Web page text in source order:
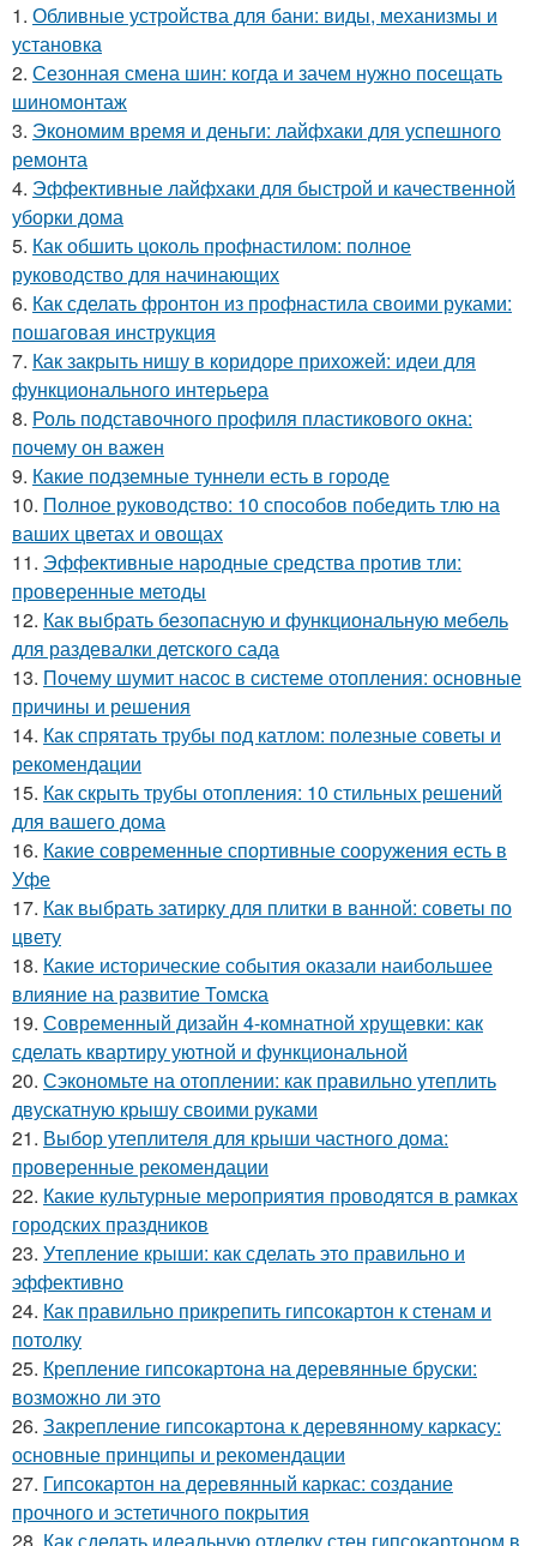
1. Обливные устройства для бани: виды, механизмы и
установка
2. Сезонная смена шин: когда и зачем нужно посещать
шиномонтаж
3. Экономим время и деньги: лайфхаки для успешного
ремонта
4. Эффективные лайфхаки для быстрой и качественной
уборки дома
5. Как обшить цоколь профнастилом: полное
руководство для начинающих
6. Как сделать фронтон из профнастила своими руками:
пошаговая инструкция
7. Как закрыть нишу в коридоре прихожей: идеи для
функционального интерьера
8. Роль подставочного профиля пластикового окна:
почему он важен
9. Какие подземные туннели есть в городе
10. Полное руководство: 10 способов победить тлю на
ваших цветах и овощах
11. Эффективные народные средства против тли:
проверенные методы
12. Как выбрать безопасную и функциональную мебель
для раздевалки детского сада
13. Почему шумит насос в системе отопления: основные
причины и решения
14. Как спрятать трубы под катлом: полезные советы и
рекомендации
15. Как скрыть трубы отопления: 10 стильных решений
для вашего дома
16. Какие современные спортивные сооружения есть в
Уфе
17. Как выбрать затирку для плитки в ванной: советы по
цвету
18. Какие исторические события оказали наибольшее
влияние на развитие Томска
19. Современный дизайн 4-комнатной хрущевки: как
сделать квартиру уютной и функциональной
20. Сэкономьте на отоплении: как правильно утеплить
двускатную крышу своими руками
21. Выбор утеплителя для крыши частного дома:
проверенные рекомендации
22. Какие культурные мероприятия проводятся в рамках
городских праздников
23. Утепление крыши: как сделать это правильно и
эффективно
24. Как правильно прикрепить гипсокартон к стенам и
потолку
25. Крепление гипсокартона на деревянные бруски:
возможно ли это
26. Закрепление гипсокартона к деревянному каркасу:
основные принципы и рекомендации
27. Гипсокартон на деревянный каркас: создание
прочного и эстетичного покрытия